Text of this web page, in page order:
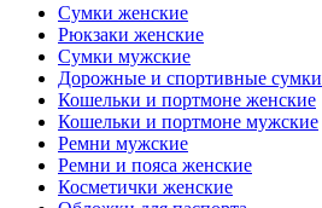
Сумки женские
Рюкзаки женские
Сумки мужские
Дорожные и спортивные сумки
Кошельки и портмоне женские
Кошельки и портмоне мужские
Ремни мужские
Ремни и пояса женские
Косметички женские